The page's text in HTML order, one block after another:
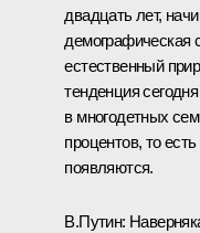
двадцать лет,
демографическая
естественный
тенденция
в многодетных
процентов, то
появляются.
В.Путин: